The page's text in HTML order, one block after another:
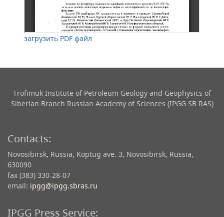
загрузить PDF файл
Trofimuk Institute of Petroleum Geology and Geophysics​ of
Siberian Branch Russian Academy of Sciences (IPGG SB RAS)
Contacts:
Novosibirsk, Russia, Koptug ave. 3, Novosibirsk, Russia,
630090
fax (383) 330-28-07
email: ipgg@ipgg.sbras.ru
IPGG Press Service: